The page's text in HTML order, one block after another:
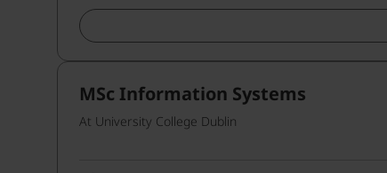
MSc Information Systems
At University College Dublin